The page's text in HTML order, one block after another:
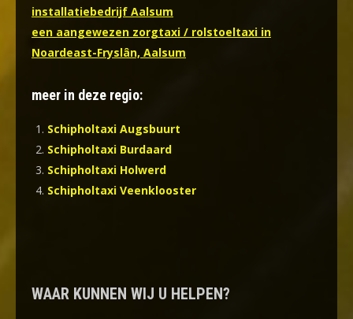
installatiebedrijf Aalsum
een aangewezen zorgtaxi / rolstoeltaxi in
Noardeast-Fryslân, Aalsum
meer in deze regio:
Schipholtaxi Augsbuurt
Schipholtaxi Burdaard
Schipholtaxi Holwerd
Schipholtaxi Veenklooster
WAAR KUNNEN WIJ U HELPEN?